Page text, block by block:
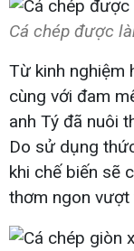
Cá chép được
Từ kinh nghiệm
cùng với đam
anh Tý đã nuôi
Do sử dụng
khi chế biến sẽ
thơm ngon vượt